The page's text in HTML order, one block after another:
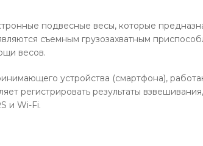
подвесные весы, которые
являются съемным грузозахватным
весов.
устройства (смартфона),
регистрировать результаты
и Wi-Fi.